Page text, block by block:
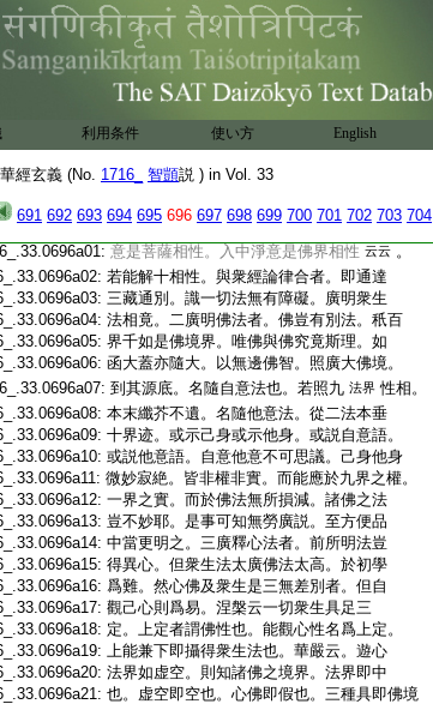
利用条件 使い方 English
經玄義 (No. 1716_ 智顗説 ) in Vol. 33
691 692 693 694 695 696 697 698 699 700 701 702 703 704
得前多義。則可見 云云 。又涅槃偈云。諸行無
常是生滅法。生滅滅已寂滅爲樂。六道相性
即是諸行。二乘通教相性即是無常。別教菩
薩相性即是生滅滅已。佛界相性即是寂滅
爲樂。又生滅滅已寂滅爲樂。即是別教相性。
即於生滅仍是寂滅不待滅已方稱爲樂。
諸惡莫作衆善奉行。自淨其意是諸佛教。
四趣相性即是諸惡。人天相性即是衆善。自
淨其意。即有析體淨意是二乘相性。入假淨
意是菩薩相性。入中淨意是佛界相性 云云 。
若能解十相性。與衆經論律合者。即通達
三藏通別。識一切法無有障礙。廣明衆生
法相竟。二廣明佛法者。佛豈有別法。秖百
界千如是佛境界。唯佛與佛究竟斯理。如
函大蓋亦隨大。以無邊佛智。照廣大佛境。
到其源底。名隨自意法也。若照九 法界 性相。
本末纖芥不遺。名隨他意法。從二法本垂
十界迹。或示己身或示他身。或説自意語。
或説他意語。自意他意不可思議。己身他身
微妙寂絶。皆非權非實。而能應於九界之權。
一界之實。而於佛法無所損減。諸佛之法
豈不妙耶。是事可知無勞廣説。至方便品
中當更明之。三廣釋心法者。前所明法豈
得異心。但衆生法太廣佛法太高。於初學
爲難。然心佛及衆生是三無差別者。但自
觀己心則爲易。涅槃云一切衆生具足三
定。上定者謂佛性也。能觀心性名爲上定。
上能兼下即攝得衆生法也。華嚴云。遊心
法界如虚空。則知諸佛之境界。法界即中
也。虚空即空也。心佛即假也。三種具即佛境